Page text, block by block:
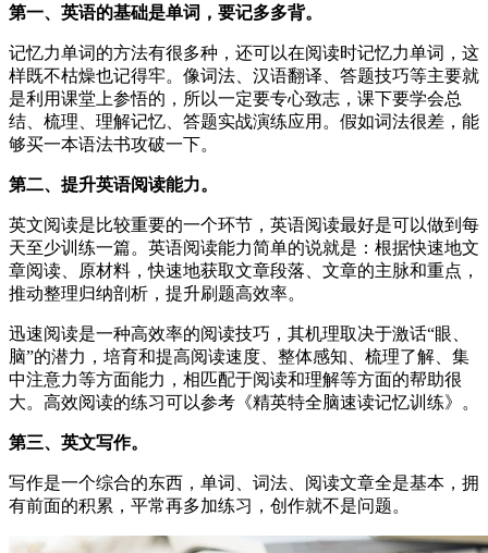
第一、英语的基础是单词，要记多多背。
记忆力单词的方法有很多种，还可以在阅读时记忆力单词，这
样既不枯燥也记得牢。像词法、汉语翻译、答题技巧等主要就
是利用课堂上参悟的，所以一定要专心致志，课下要学会总
结、梳理、理解记忆、答题实战演练应用。假如词法很差，能
够买一本语法书攻破一下。
第二、提升英语阅读能力。
英文阅读是比较重要的一个环节，英语阅读最好是可以做到每
天至少训练一篇。英语阅读能力简单的说就是：根据快速地文
章阅读、原材料，快速地获取文章段落、文章的主脉和重点，
推动整理归纳剖析，提升刷题高效率。
迅速阅读是一种高效率的阅读技巧，其机理取决于激话“眼、
脑”的潜力，培育和提高阅读速度、整体感知、梳理了解、集
中注意力等方面能力，相匹配于阅读和理解等方面的帮助很
大。高效阅读的练习可以参考《精英特全脑速读记忆训练》。
第三、英文写作。
写作是一个综合的东西，单词、词法、阅读文章全是基本，拥
有前面的积累，平常再多加练习，创作就不是问题。